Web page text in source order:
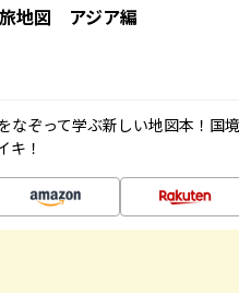
地図 アジア編
なぞって学ぶ新しい地図本！国
キ！